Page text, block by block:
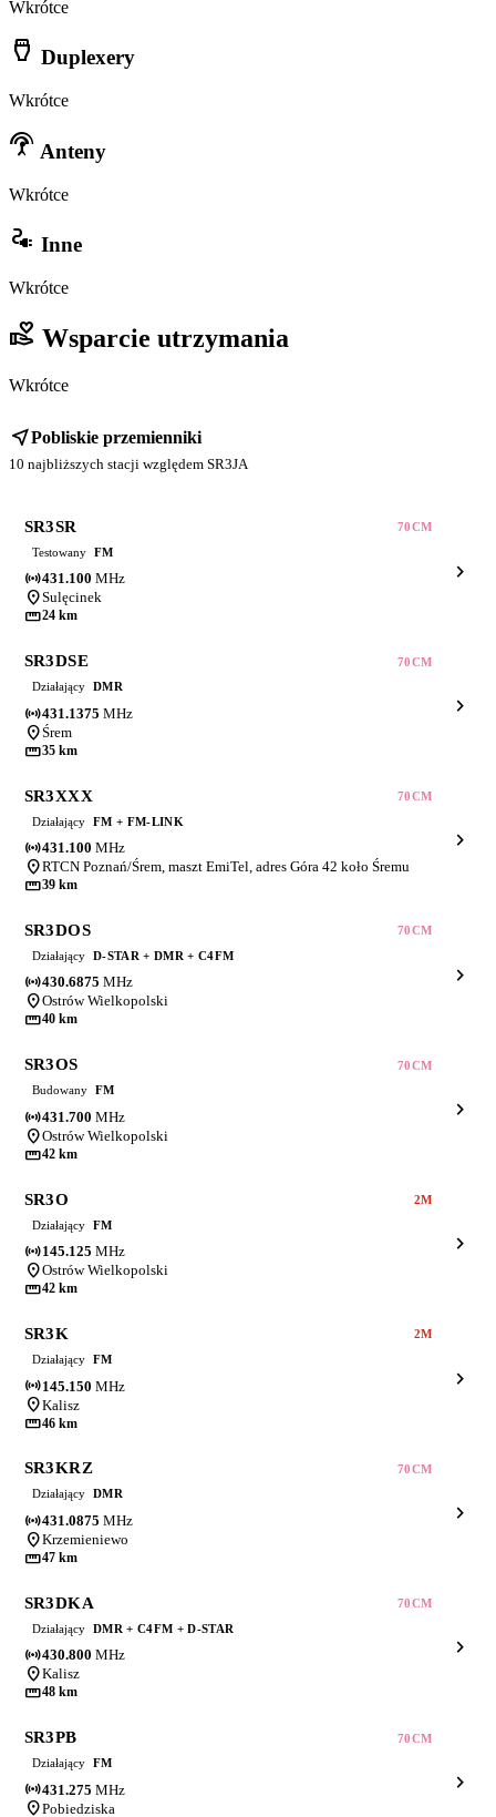
Wkrótce
settings_input_hdmi Duplexery
Wkrótce
settings_input_antenna Anteny
Wkrótce
electrical_services Inne
Wkrótce
volunteer_activism Wsparcie utrzymania
Wkrótce
near_mePobliskie przemienniki
10 najbliższych stacji względem SR3JA
SR3SR
70CM
Testowany
FM
sensors431.100 MHz
location_onSulęcinek
straighten24 km
chevron_right
SR3DSE
70CM
Działający
DMR
sensors431.1375 MHz
location_onŚrem
straighten35 km
chevron_right
SR3XXX
70CM
Działający
FM + FM-LINK
sensors431.100 MHz
location_onRTCN Poznań/Śrem, maszt EmiTel, adres Góra 42 koło Śremu
straighten39 km
chevron_right
SR3DOS
70CM
Działający
D-STAR + DMR + C4FM
sensors430.6875 MHz
location_onOstrów Wielkopolski
straighten40 km
chevron_right
SR3OS
70CM
Budowany
FM
sensors431.700 MHz
location_onOstrów Wielkopolski
straighten42 km
chevron_right
SR3O
2M
Działający
FM
sensors145.125 MHz
location_onOstrów Wielkopolski
straighten42 km
chevron_right
SR3K
2M
Działający
FM
sensors145.150 MHz
location_onKalisz
straighten46 km
chevron_right
SR3KRZ
70CM
Działający
DMR
sensors431.0875 MHz
location_onKrzemieniewo
straighten47 km
chevron_right
SR3DKA
70CM
Działający
DMR + C4FM + D-STAR
sensors430.800 MHz
location_onKalisz
straighten48 km
chevron_right
SR3PB
70CM
Działający
FM
sensors431.275 MHz
location_onPobiedziska
chevron_right